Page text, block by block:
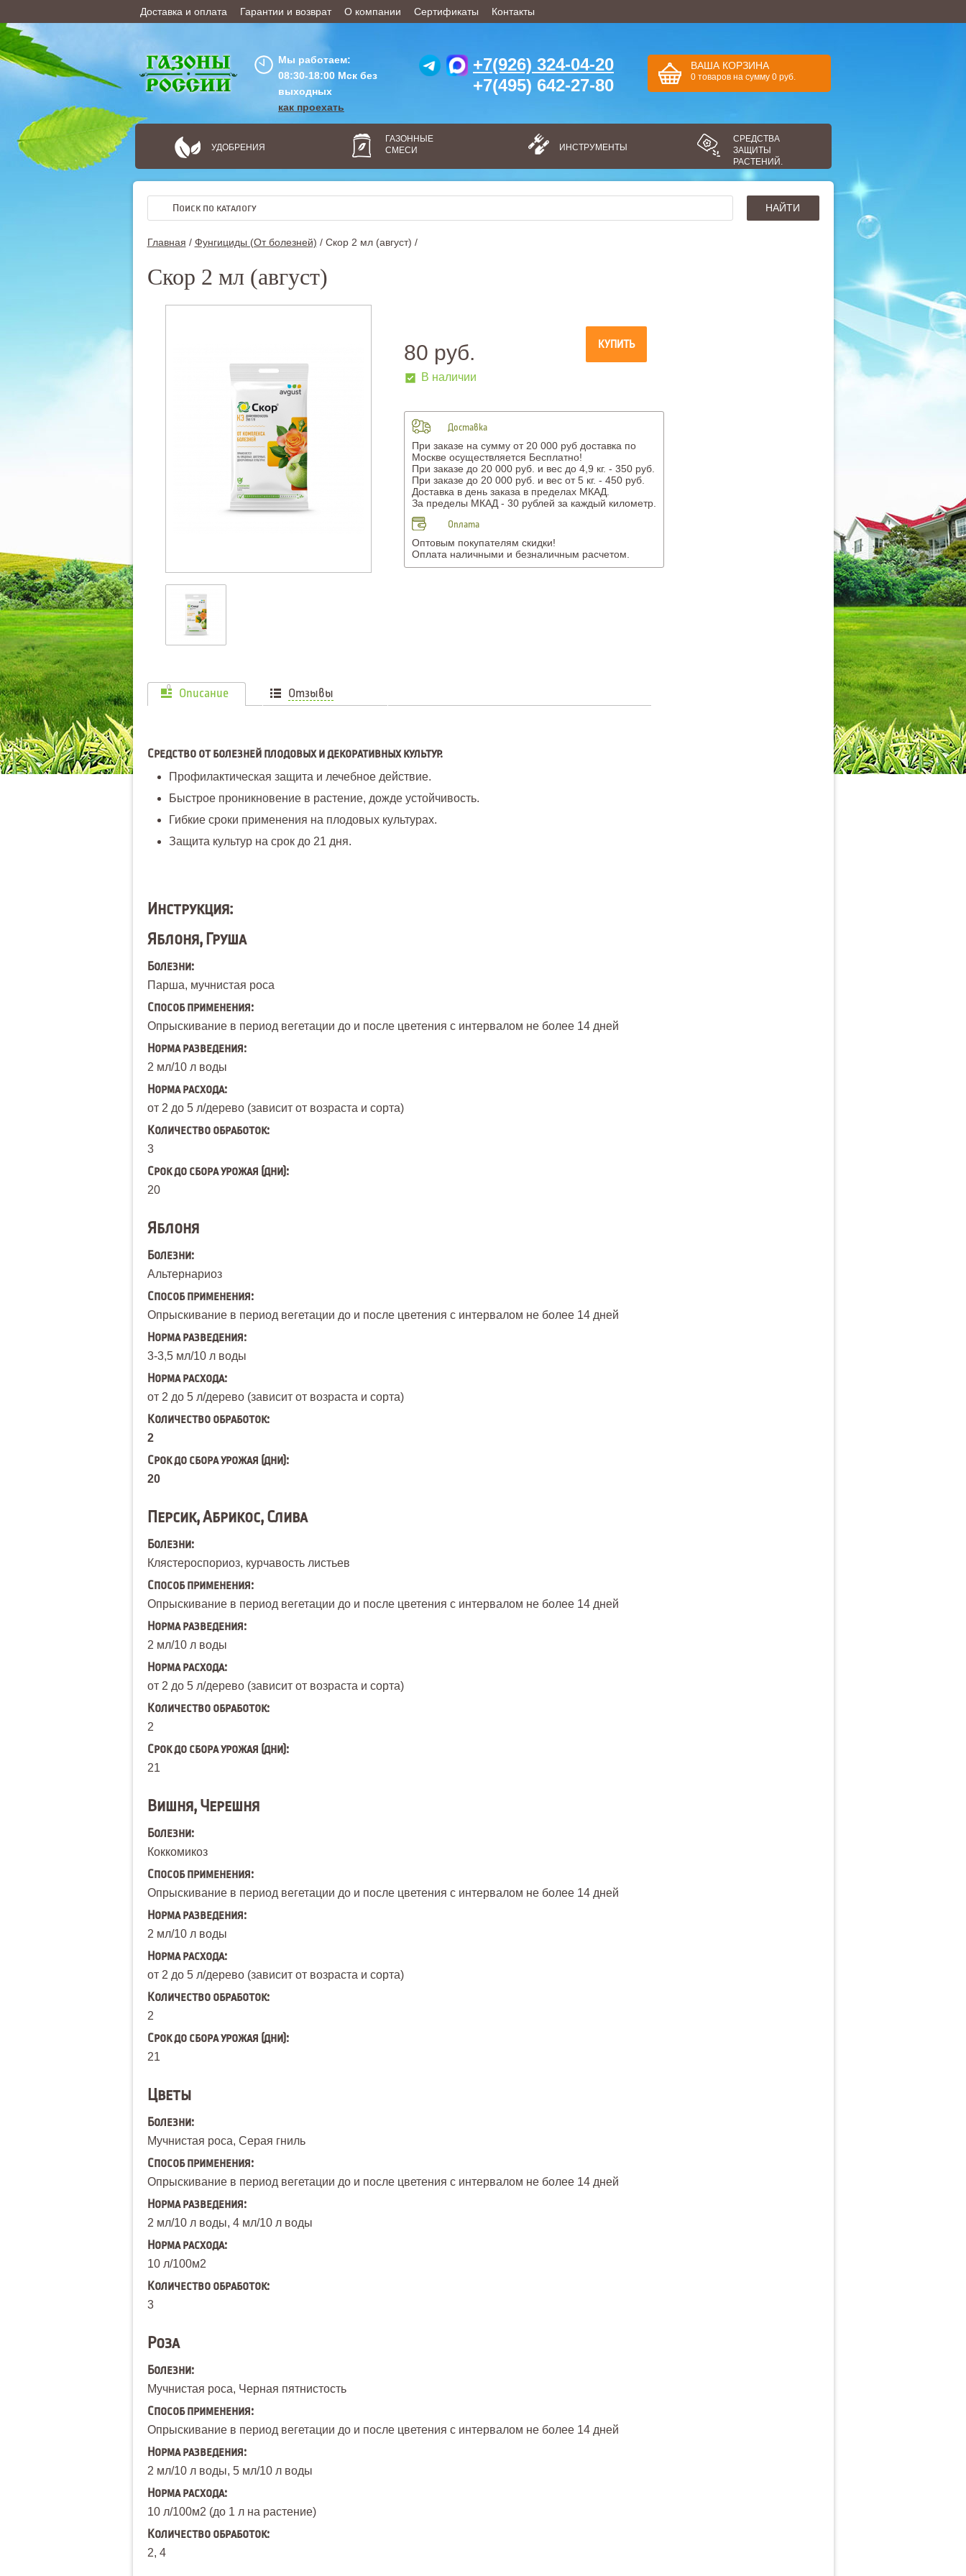
Доставка и оплата Гарантии и возврат О компании Сертификаты Контакты
ОФОРМИТЬ ЗАКАЗ
Мы работаем:
08:30-18:00 Мск без
выходных
как проехать
+7(926) 324-04-20
+7(495) 642-27-80
ВАША КОРЗИНА
0 товаров на сумму 0 руб.
УДОБРЕНИЯ
ГАЗОННЫЕ
СМЕСИ
ИНСТРУМЕНТЫ
СРЕДСТВА
ЗАЩИТЫ
РАСТЕНИЙ.
НАЙТИ
Главная / Фунгициды (От болезней) / Скор 2 мл (август) /
Скор 2 мл (август)
Доставка
При заказе на сумму от 20 000 руб доставка по
Москве осуществляется Бесплатно!
При заказе до 20 000 руб. и вес до 4,9 кг. - 350 руб.
При заказе до 20 000 руб. и вес от 5 кг. - 450 руб.
Доставка в день заказа в пределах МКАД.
За пределы МКАД - 30 рублей за каждый километр.
Оплата
Оптовым покупателям скидки!
Оплата наличными и безналичным расчетом.
80 руб. КУПИТЬ
В наличии
Описание Отзывы
0
Средство от болезней плодовых и декоративных культур.
Профилактическая защита и лечебное действие.
Быстрое проникновение в растение, дожде устойчивость.
Гибкие сроки применения на плодовых культурах.
Защита культур на срок до 21 дня.
Инструкция:
Яблоня, Груша
Болезни:
Парша, мучнистая роса
Способ применения:
Опрыскивание в период вегетации до и после цветения с интервалом не более 14 дней
Норма разведения:
2 мл/10 л воды
Норма расхода:
от 2 до 5 л/дерево (зависит от возраста и сорта)
Количество обработок:
3
Срок до сбора урожая (дни):
20
Яблоня
Болезни:
Альтернариоз
Способ применения:
Опрыскивание в период вегетации до и после цветения с интервалом не более 14 дней
Норма разведения:
3-3,5 мл/10 л воды
Норма расхода:
от 2 до 5 л/дерево (зависит от возраста и сорта)
Количество обработок:
2
Срок до сбора урожая (дни):
20
Персик, Абрикос, Слива
Болезни:
Клястероспориоз, курчавость листьев
Способ применения:
Опрыскивание в период вегетации до и после цветения с интервалом не более 14 дней
Норма разведения:
2 мл/10 л воды
Норма расхода:
от 2 до 5 л/дерево (зависит от возраста и сорта)
Количество обработок:
2
Срок до сбора урожая (дни):
21
Вишня, Черешня
Болезни:
Коккомикоз
Способ применения:
Опрыскивание в период вегетации до и после цветения с интервалом не более 14 дней
Норма разведения:
2 мл/10 л воды
Норма расхода:
от 2 до 5 л/дерево (зависит от возраста и сорта)
Количество обработок:
2
Срок до сбора урожая (дни):
21
Цветы
Болезни:
Мучнистая роса, Серая гниль
Способ применения:
Опрыскивание в период вегетации до и после цветения с интервалом не более 14 дней
Норма разведения:
2 мл/10 л воды, 4 мл/10 л воды
Норма расхода:
10 л/100м2
Количество обработок:
3
Роза
Болезни:
Мучнистая роса, Черная пятнистость
Способ применения:
Опрыскивание в период вегетации до и после цветения с интервалом не более 14 дней
Норма разведения:
2 мл/10 л воды, 5 мл/10 л воды
Норма расхода:
10 л/100м2 (до 1 л на растение)
Количество обработок:
2, 4